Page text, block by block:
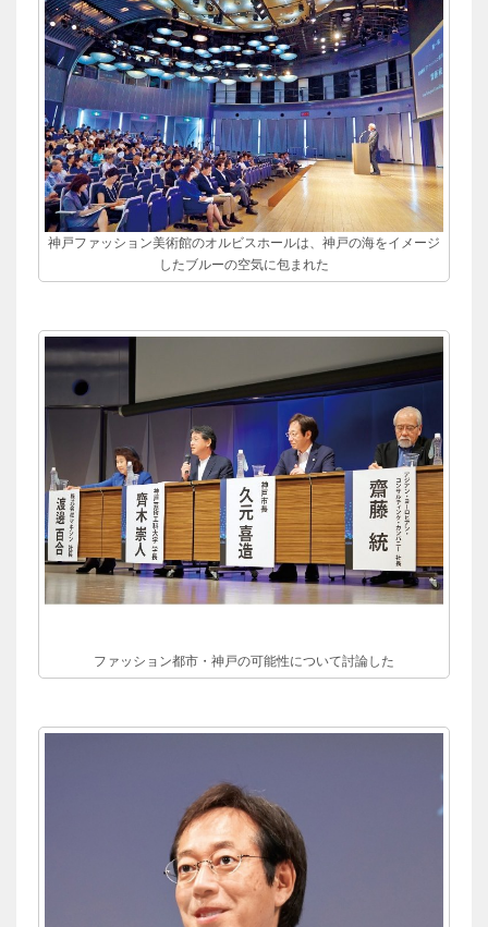
神戸ファッション美術館のオルビスホールは、神戸の海をイメージ
したブルーの空気に包まれた
ファッション都市・神戸の可能性について討論した